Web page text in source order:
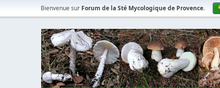
Bienvenue sur Forum de la Sté Mycologique de Provence.